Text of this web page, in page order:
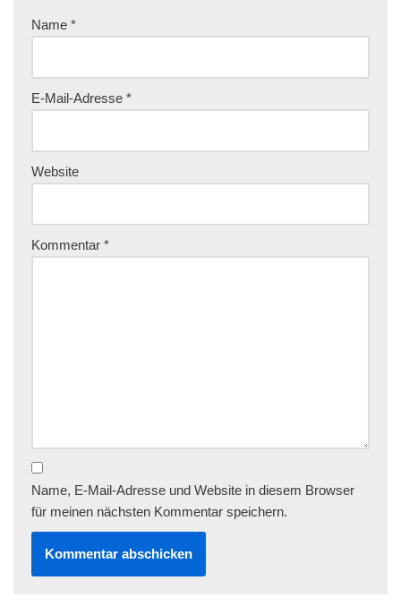
Name *
E-Mail-Adresse *
Website
Kommentar *
Name, E-Mail-Adresse und Website in diesem Browser
für meinen nächsten Kommentar speichern.